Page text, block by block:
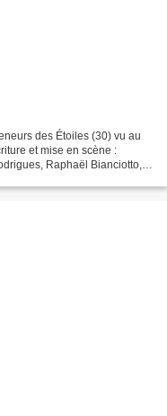
des Étoiles (30) vu au
et mise en scène :
Raphaël Bianciotto,